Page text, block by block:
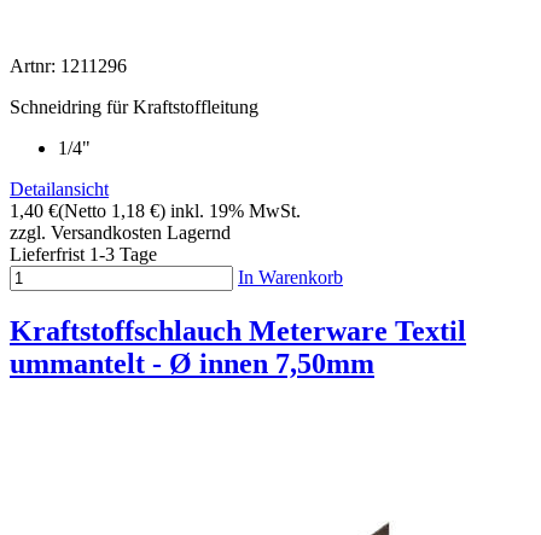
Artnr: 1211296
Schneidring für Kraftstoffleitung
1/4"
Detailansicht
1,40 €(Netto 1,18 €) inkl. 19% MwSt.
zzgl. Versandkosten Lagernd
Lieferfrist 1-3 Tage
In Warenkorb
Kraftstoffschlauch Meterware Textil
ummantelt - Ø innen 7,50mm